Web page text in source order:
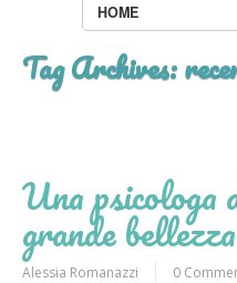
HOME
Tag Archives:
Una psicologa
grande
Alessia Romanazzi 0